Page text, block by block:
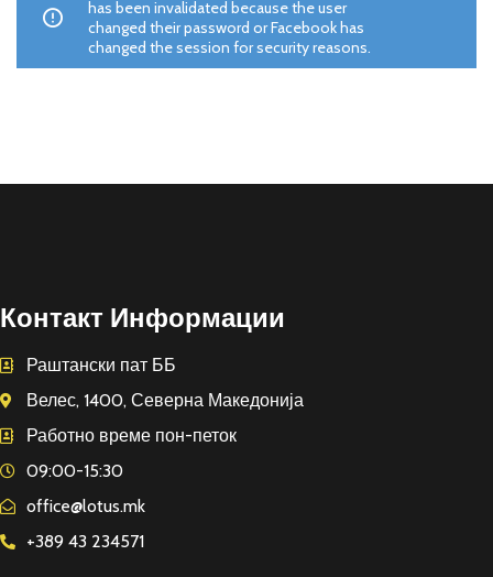
has been invalidated because the user
changed their password or Facebook has
changed the session for security reasons.
Контакт Информации
Раштански пат ББ
Велес, 1400, Северна Македонија
Работно време пон-петок
09:00-15:30
office@lotus.mk
+389 43 234571